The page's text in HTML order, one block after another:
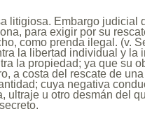
litigiosa. Embargo judicial
para exigir por su
como prenda ilegal. (v.
la libertad individual y la
la propiedad; ya que su
a costa del rescate de
cuya negativa
ultraje u otro desmán del